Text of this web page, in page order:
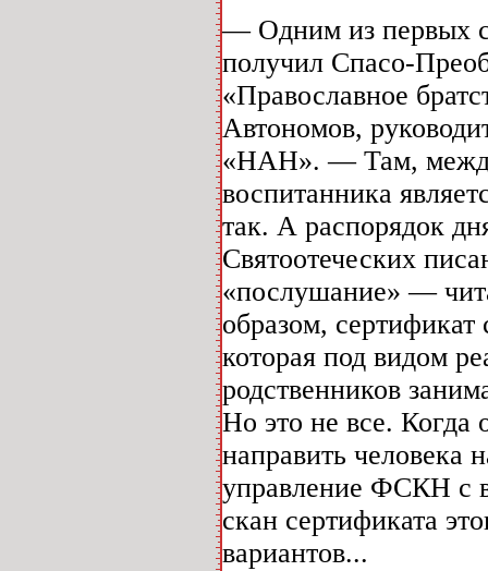
— Одним из первых
получил Спасо-
«Православное
Автономов,
«НАН». — Там,
воспитанника
так. А распорядок
Святоотеческих
«послушание» —
образом,
которая под видом
родственников
Но это не все. Когда
направить человека
управление ФСКН с
скан сертификата
вариантов...